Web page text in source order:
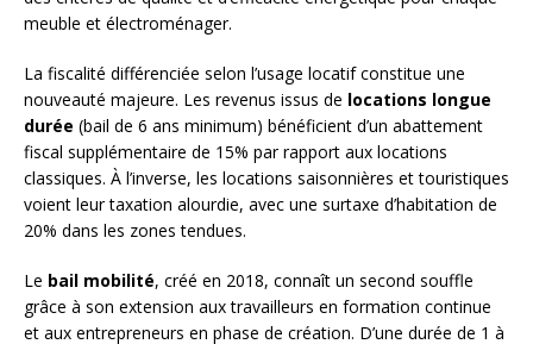
meuble et électroménager.
La fiscalité différenciée selon l’usage locatif constitue une
nouveauté majeure. Les revenus issus de locations longue
durée (bail de 6 ans minimum) bénéficient d’un abattement
fiscal supplémentaire de 15% par rapport aux locations
classiques. À l’inverse, les locations saisonnières et touristiques
voient leur taxation alourdie, avec une surtaxe d’habitation de
20% dans les zones tendues.
Le bail mobilité, créé en 2018, connaît un second souffle
grâce à son extension aux travailleurs en formation continue
et aux entrepreneurs en phase de création. D’une durée de 1 à